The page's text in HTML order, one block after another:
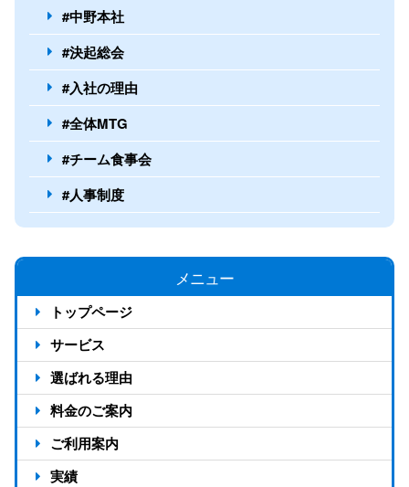
#中野本社
#決起総会
#入社の理由
#全体MTG
#チーム食事会
#人事制度
メニュー
トップページ
サービス
選ばれる理由
反響が出る4つの仕組み
アドタイムの強み13選
選ばれる7つの理由
料金のご案内
料金のご案内
料金シミュレーション
ご利用案内
ご利用の流れ
実績